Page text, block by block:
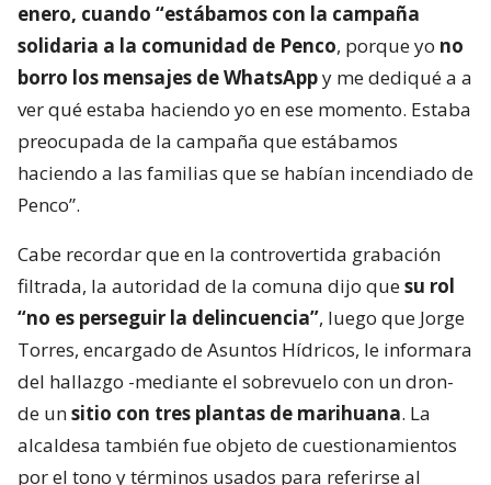
enero, cuando “estábamos con la campaña
solidaria a la comunidad de Penco, porque yo no
borro los mensajes de WhatsAppy me dediqué a a
ver qué estaba haciendo yo en ese momento. Estaba
preocupada de la campaña que estábamos
haciendo a las familias que se habían incendiado de
Penco”.
Cabe recordar que en la controvertida grabación
filtrada, la autoridad de la comuna dijo quesu rol
“no es perseguir la delincuencia”, luego que Jorge
Torres, encargado de Asuntos Hídricos, le informara
del hallazgo -mediante el sobrevuelo con un dron-
de unsitio con tres plantas de marihuana. La
alcaldesa también fue objeto de cuestionamientos
por el tono y términos usados para referirse al